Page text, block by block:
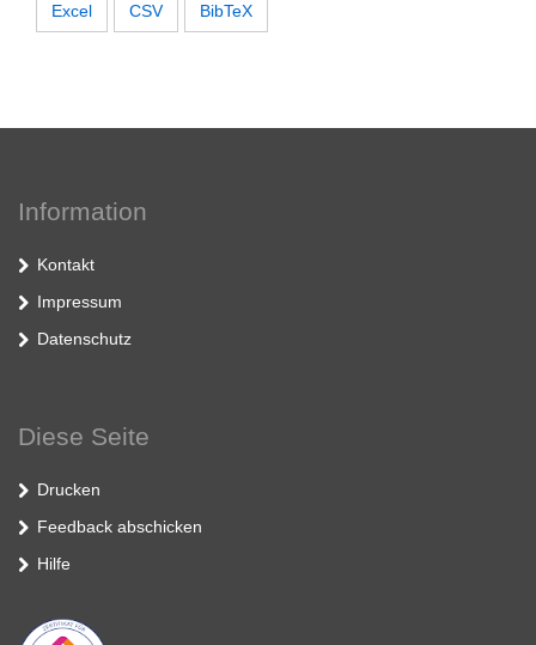
Excel CSV BibTeX
Information
Kontakt
Impressum
Datenschutz
Diese Seite
Drucken
Feedback abschicken
Hilfe